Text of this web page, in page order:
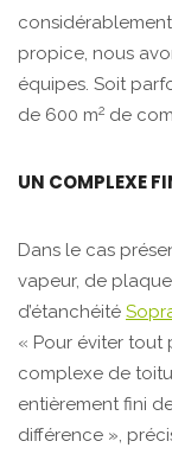
propice, nous
équipes. Soit
de 600 m2 de
UN COMPLEXE
Dans le cas
vapeur, de
d’étanchéité
« Pour éviter tout
complexe de
entièrement fini
différence »,